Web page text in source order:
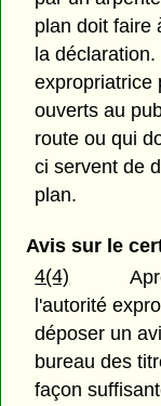
plan doit faire
la
expropriatrice
ouverts au
route ou qui
ci servent de
plan.
Avis sur le
4(4)
l'autorité
déposer un
bureau des
façon